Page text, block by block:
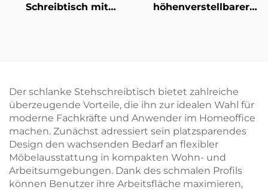
Schreibtisch mit
WK
höhenverstellbarer
Der schlanke Stehschreibtisch bietet zahlreiche
überzeugende Vorteile, die ihn zur idealen Wahl für
moderne Fachkräfte und Anwender im Homeoffice
machen. Zunächst adressiert sein platzsparendes
Design den wachsenden Bedarf an flexibler
Möbelausstattung in kompakten Wohn- und
Arbeitsumgebungen. Dank des schmalen Profils
können Benutzer ihre Arbeitsfläche maximieren,